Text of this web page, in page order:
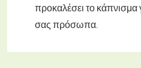
προκαλέσει το κάπνισμα
σας πρόσωπα.